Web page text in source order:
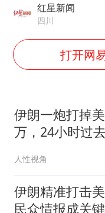
红星新闻
四川
打开网
伊朗一炮打掉
万，24小时过
人性视角
伊朗精准打击
民众情报成关